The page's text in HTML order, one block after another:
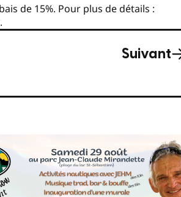
de 15%. Pour plus de détails :
Suivant